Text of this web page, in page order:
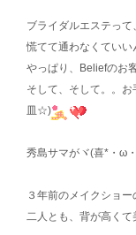
ブライダルエステって
慌てて通わなくてい
やっぱり、Beliefのお
そして、そして。。
皿☆)
秀島サマがヾ(喜*・ω
３年前のメイクショ
二人とも、背が高くて